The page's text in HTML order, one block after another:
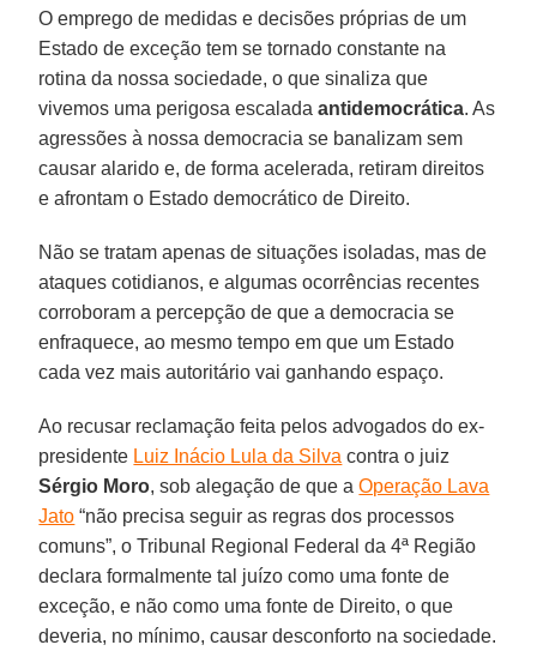
O emprego de medidas e decisões próprias de um
Estado de exceção tem se tornado constante na
rotina da nossa sociedade, o que sinaliza que
vivemos uma perigosa escaladaantidemocrática. As
agressões à nossa democracia se banalizam sem
causar alarido e, de forma acelerada, retiram direitos
e afrontam o Estado democrático de Direito.
Não se tratam apenas de situações isoladas, mas de
ataques cotidianos, e algumas ocorrências recentes
corroboram a percepção de que a democracia se
enfraquece, ao mesmo tempo em que um Estado
cada vez mais autoritário vai ganhando espaço.
Ao recusar reclamação feita pelos advogados do ex-
presidente Luiz Inácio Lula da Silva contra o juiz
Sérgio Moro, sob alegação de que aOperação Lava
Jato “não precisa seguir as regras dos processos
comuns”, o Tribunal Regional Federal da 4ª Região
declara formalmente tal juízo como uma fonte de
exceção, e não como uma fonte de Direito, o que
deveria, no mínimo, causar desconforto na sociedade.